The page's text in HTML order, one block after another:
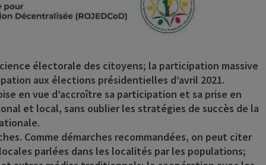
électorale des citoyens; la participation massive
aux élections présidentielles d’avril 2021.
en vue d’accroître sa participation et sa prise en
et local, sans oublier les stratégies de succès de la
Comme démarches recommandées, on peut citer
parlées dans les localités par les populations;